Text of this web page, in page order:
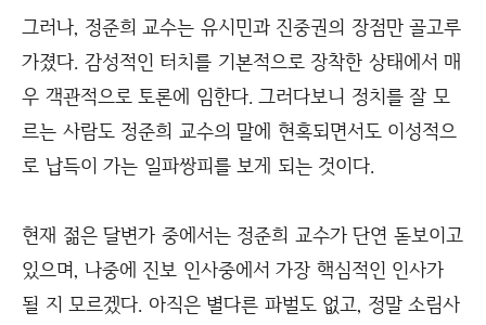
그러나, 정준희 교수는 유시민과 진중권의 장점만 골고루
가졌다. 감성적인 터치를 기본적으로 장착한 상태에서 매
우 객관적으로 토론에 임한다. 그러다보니 정치를 잘 모
르는 사람도 정준희 교수의 말에 현혹되면서도 이성적으
로 납득이 가는 일파쌍피를 보게 되는 것이다.
현재 젊은 달변가 중에서는 정준희 교수가 단연 돋보이고
있으며, 나중에 진보 인사중에서 가장 핵심적인 인사가
될 지 모르겠다. 아직은 별다른 파벌도 없고, 정말 소림사